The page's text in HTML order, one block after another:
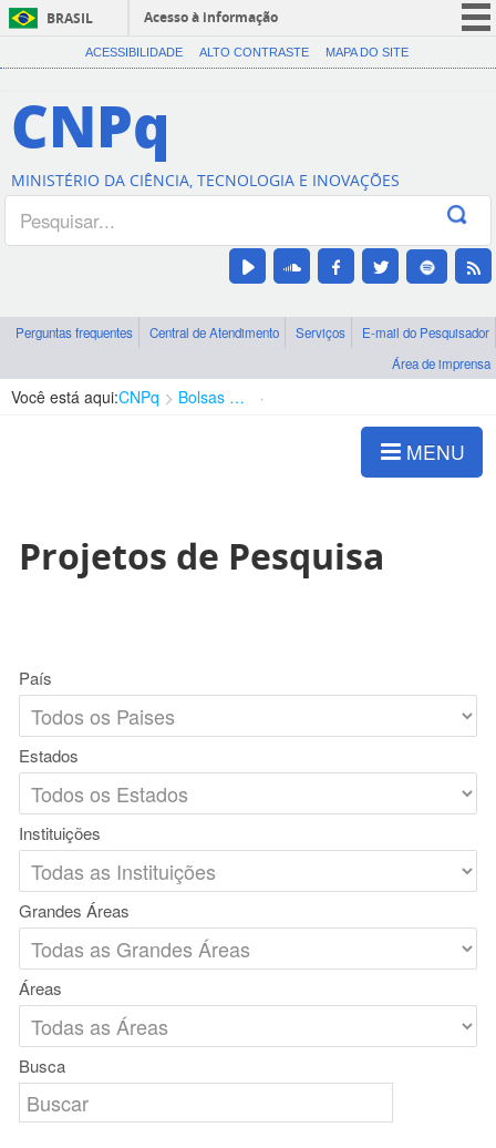
BRASIL
Acesso à informação
CORONAVÍRUS (COVID-19)
Canais
ACESSIBILIDADE ALTO CONTRASTE MAPA DO SITE
CNPq
MINISTÉRIO DA CIÊNCIA, TECNOLOGIA E INOVAÇÕES
Perguntas frequentes Central de Atendimento Serviços
E-mail do Pesquisador
Área de imprensa
Você está aqui:CNPq Bolsas e Auxílios Vigentes
MENU
Projetos de Pesquisa
País
Estados
Instituições
Grandes Áreas
Áreas
Busca